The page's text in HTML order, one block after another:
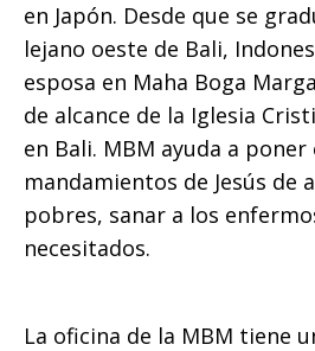
en Japón. Desde que se
lejano oeste de Bali,
esposa en Maha Boga
de alcance de la Iglesia
en Bali. MBM ayuda a poner
mandamientos de Jesús de
pobres, sanar a los
necesitados.
La oficina de la MBM tiene